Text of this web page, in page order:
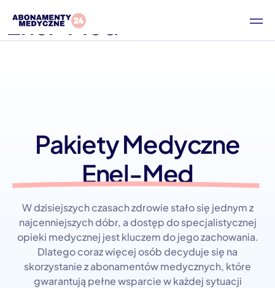
Enel-Med
Pakiety Medyczne
Enel-Med
W dzisiejszych czasach zdrowie stało się jednym z
najcenniejszych dóbr, a dostęp do specjalistycznej
opieki medycznej jest kluczem do jego zachowania.
Dlatego coraz więcej osób decyduje się na
skorzystanie z abonamentów medycznych, które
gwarantują pełne wsparcie w każdej sytuacji